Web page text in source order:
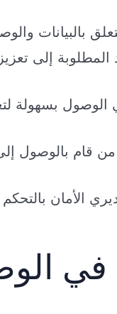
بالبيانات
إلى تعزيز
بسهولة
قام بالوصول
الأمان